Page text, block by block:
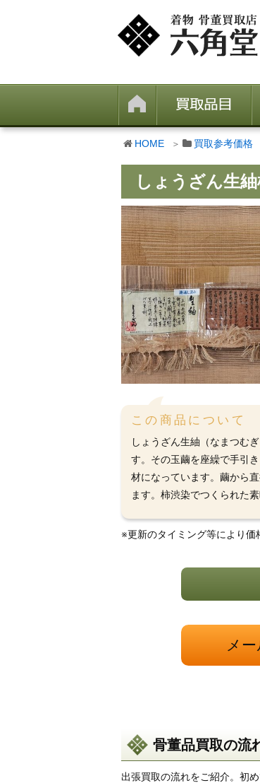
HOME 買取参考価格
しょうざん生
この商品について
しょうざん生紬（なまつむ
す。その玉繭を座繰で手引
材になっています。繭から
ます。柿渋染でつくられた
※更新のタイミング等により価
メ
骨董品買取の流
出張買取の流れをご紹介。初